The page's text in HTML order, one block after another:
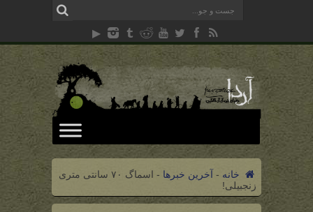
خانه - آخرین خبرها -
اسماگ ۷۰ سانتی متری
زنجبیلی!